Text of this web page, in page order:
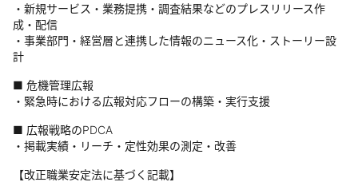
・新規サービス・業務提携・調査結果などのプレスリリース作
成・配信
・事業部門・経営層と連携した情報のニュース化・ストーリー設
計
■ 危機管理広報
・緊急時における広報対応フローの構築・実行支援
■ 広報戦略のPDCA
・掲載実績・リーチ・定性効果の測定・改善
【改正職業安定法に基づく記載】